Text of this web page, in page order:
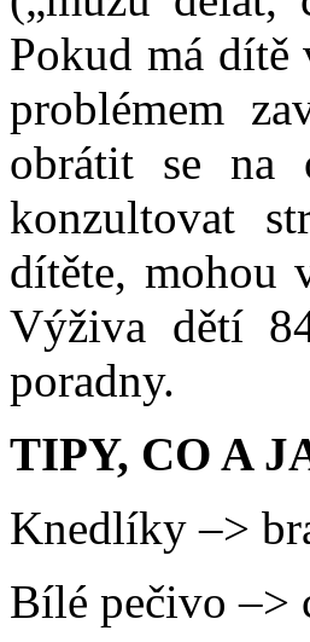
Pokud má dítě
problémem
obrátit se na
konzultovat
dítěte, mohou
Výživa dětí
poradny.
TIPY, CO A
Knedlíky –>
Bílé pečivo –>